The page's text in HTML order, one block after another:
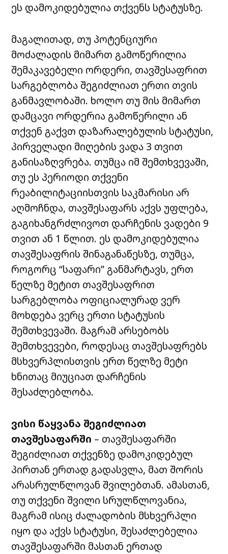
ეს დამოკიდებულია თქვენს სტატუსზე.
მაგალითად, თუ პოტენციური
მოძალადის მიმართ გამოწერილია
შემაკავებელი ორდერი, თავშესაფრით
სარგებლობა შეგიძლიათ ერთი თვის
განმავლობაში. ხოლო თუ მის მიმართ
დამცავი ორდერია გამოწერილი ან
თქვენ გაქვთ დაზარალებულის სტატუსი,
პირველადი მიღების ვადა 3 თვით
განისაზღვრება. თუმცა იმ შემთხვევაში,
თუ ეს პერიოდი თქვენი
რეაბილიტაციისთვის საკმარისი არ
აღმოჩნდა, თავშესაფარს აქვს უფლება,
გაგიხანგრძლივოთ დარჩენის ვადები 9
თვით ან 1 წლით. ეს დამოკიდებულია
თავშესაფრის შინაგანაწესზე, თუმცა,
როგორც “საფარი” განმარტავს, ერთ
წელზე მეტით თავშესაფრით
სარგებლობა ოფიციალურად ვერ
მოხდება ვერც ერთი სტატუსის
შემთხვევაში. მაგრამ არსებობს
შემთხვევები, როდესაც თავშესაფრებს
მსხვერპლისთვის ერთ წელზე მეტი
ხნითაც მიუციათ დარჩენის
შესაძლებლობა.
ვისი წაყვანა შეგიძლიათ
თავშესაფარში – თავშესაფარში
შეგიძლიათ თქვენზე დამოკიდებულ
პირთან ერთად გადასვლა, მათ შორის
არასრულწლოვან შვილებთან. ამასთან,
თუ თქვენი შვილი სრულწლოვანია,
მაგრამ ისიც ძალადობის მსხვერპლი
იყო და აქვს სტატუსი, შესაძლებელია
თავშესაფარში მასთან ერთად